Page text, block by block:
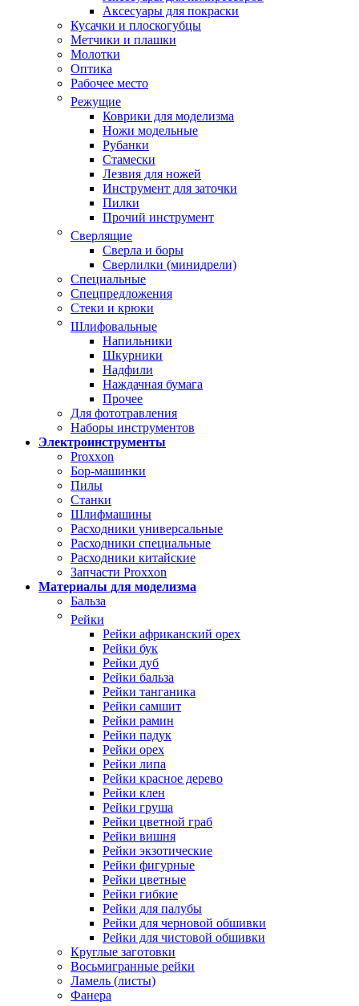
Аксесуары для покраски
Кусачки и плоскогубцы
Метчики и плашки
Молотки
Оптика
Рабочее место
Режущие
Коврики для моделизма
Ножи модельные
Рубанки
Стамески
Лезвия для ножей
Инструмент для заточки
Пилки
Прочий инструмент
Сверлящие
Сверла и боры
Сверлилки (минидрели)
Специальные
Спецпредложения
Стеки и крюки
Шлифовальные
Напильники
Шкурники
Надфили
Наждачная бумага
Прочее
Для фототравления
Наборы инструментов
Электроинструменты
Proxxon
Бор-машинки
Пилы
Станки
Шлифмашины
Расходники универсальные
Расходники специальные
Расходники китайские
Запчасти Proxxon
Материалы для моделизма
Бальза
Рейки
Рейки африканский орех
Рейки бук
Рейки дуб
Рейки бальза
Рейки танганика
Рейки самшит
Рейки рамин
Рейки падук
Рейки орех
Рейки липа
Рейки красное дерево
Рейки клен
Рейки груша
Рейки цветной граб
Рейки вишня
Рейки экзотические
Рейки фигурные
Рейки цветные
Рейки гибкие
Рейки для палубы
Рейки для черновой обшивки
Рейки для чистовой обшивки
Круглые заготовки
Восьмигранные рейки
Ламель (листы)
Фанера